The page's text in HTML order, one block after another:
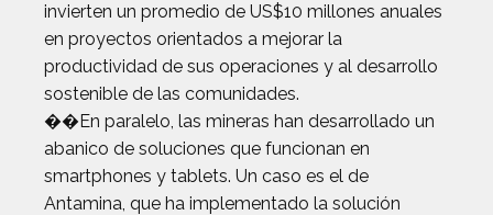
invierten un promedio de US$10 millones anuales
en proyectos orientados a mejorar la
productividad de sus operaciones y al desarrollo
sostenible de las comunidades.
��En paralelo, las mineras han desarrollado un
abanico de soluciones que funcionan en
smartphones y tablets. Un caso es el de
Antamina, que ha implementado la solución